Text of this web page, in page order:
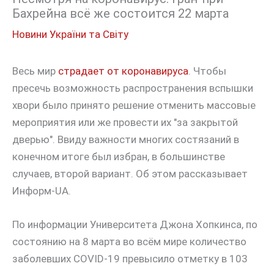
Бахрейна всё же состоится 22 марта
Новини України та Світу
Весь мир страдает от коронавируса. Чтобы
пресечь возможность распространения вспышки
хвори было принято решение отменить массовые
мероприятия или же провести их "за закрытой
дверью". Ввиду важности многих состязаний в
конечном итоге был избран, в большинстве
случаев, второй вариант. Об этом рассказывает
Информ-UA.
По информации Университета Джона Хопкинса, по
состоянию на 8 марта во всём мире количество
заболевших COVID-19 превысило отметку в 103